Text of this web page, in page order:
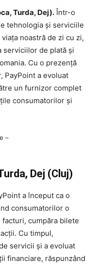
Turda, Dej). Într-o
tehnologia și serviciile
noastră de zi cu zi,
serviciilor de plată și
Cu o prezență
PayPoint a evoluat
un furnizor complet
consumatorilor și
–
Dej (Cluj)
a început ca o
consumatorilor o
cumpăra bilete
Cu timpul,
servicii și a evoluat
financiare, răspunzând